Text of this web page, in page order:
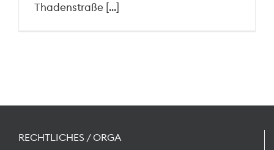
Thadenstraße [...]
RECHTLICHES / ORGA